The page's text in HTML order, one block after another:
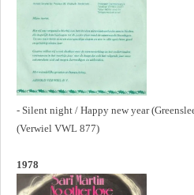
- Silent night / Happy new year
(Verwiel VWL 877)
1978